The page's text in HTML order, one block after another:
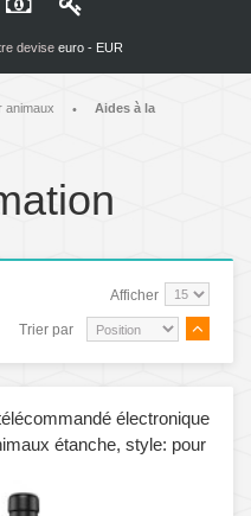
devise euro - EUR
animaux •
Aides à la
Afficher
Trier par
électronique
étanche, style: pour